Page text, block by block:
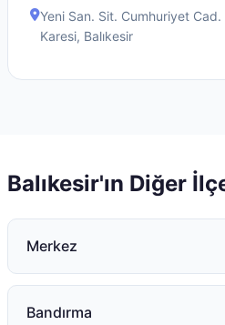
Yeni San. Sit. Cumhuriyet Cad.
Karesi, Balıkesir
Balıkesir'ın Diğer
Merkez
Bandırma